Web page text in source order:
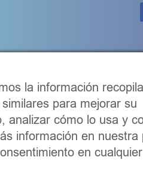
Condiciones comerciales|
Hecho con pasión ♥ | Celedonia
la información
para mejorar su
analizar cómo lo usa y
información en nuestra
en cualquier